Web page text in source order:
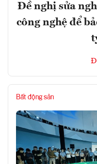
Đề nghị sửa
công nghệ để
Bất động sản